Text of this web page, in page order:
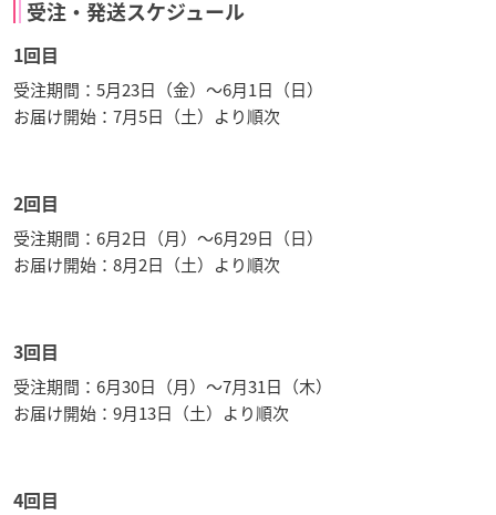
受注・発送スケジュール
1回目
受注期間：5月23日（金）～6月1日（日）
お届け開始：7月5日（土）より順次
2回目
受注期間：6月2日（月）～6月29日（日）
お届け開始：8月2日（土）より順次
3回目
受注期間：6月30日（月）～7月31日（木）
お届け開始：9月13日（土）より順次
4回目